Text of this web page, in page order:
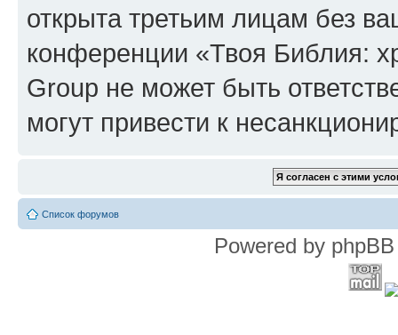
открыта третьим лицам без
конференции «Твоя Библия:
Group не может быть
могут привести к
Список форумов
Powered by